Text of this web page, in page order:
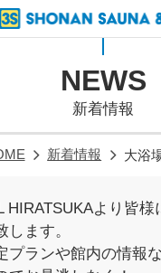
NEWS
新着情報
新着情報 大浴
HIRATSUKAより皆様
します。
プランや館内の情報